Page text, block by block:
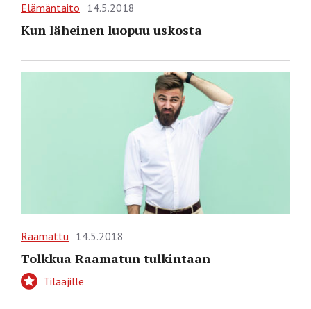
Elämäntaito 14.5.2018
Kun läheinen luopuu uskosta
Raamattu 14.5.2018
Tolkkua Raamatun tulkintaan
Tilaajille